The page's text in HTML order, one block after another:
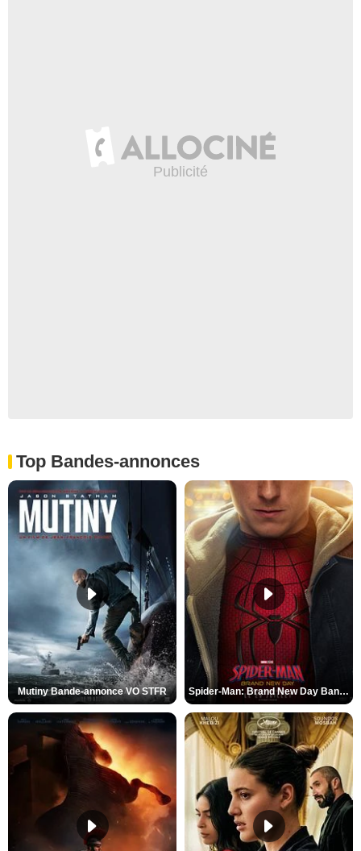
Top Bandes-annonces
Mutiny Bande-annonce VO STFR Spider-Man: Brand New Day Bande-annonce VO STFR